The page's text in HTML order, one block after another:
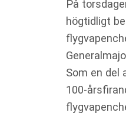
På
högtidligt
Som en del
100-